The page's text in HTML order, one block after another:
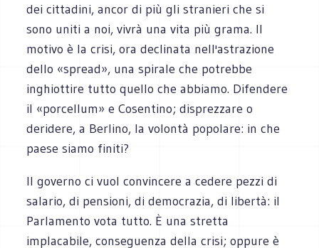
dei cittadini, ancor di più gli stranieri che si
sono uniti a noi, vivrà una vita più grama. Il
motivo è la crisi, ora declinata nell'astrazione
dello «spread», una spirale che potrebbe
inghiottire tutto quello che abbiamo. Difendere
il «porcellum» e Cosentino; disprezzare o
deridere, a Berlino, la volontà popolare: in che
paese siamo finiti?
Il governo ci vuol convincere a cedere pezzi di
salario, di pensioni, di democrazia, di libertà: il
Parlamento vota tutto. È una stretta
implacabile, conseguenza della crisi; oppure è